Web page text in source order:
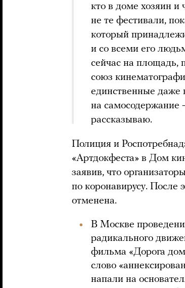
кто в доме хозяин и
не те фестивали,
который
и со всеми его
сейчас на площадь,
союз
единственные даже
на самосодержание
рассказываю.
Полиция и
«Артдокфеста» в Дом
заявив, что
по коронавирусу. После
отменена.
В Москве
радикального
фильма «Дорога
слово
напали на